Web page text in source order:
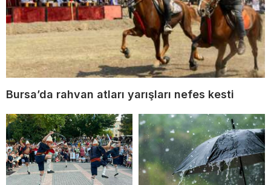
Bursa’da rahvan atları yarışları nefes kesti